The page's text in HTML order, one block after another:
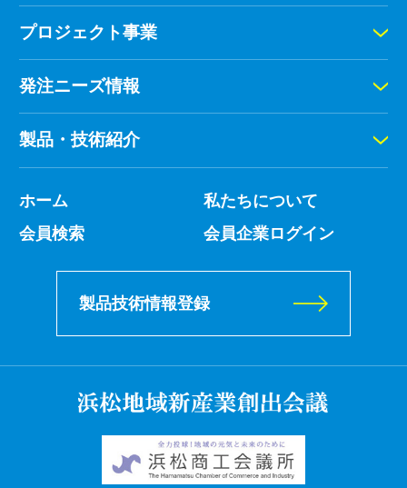
プロジェクト事業
発注ニーズ情報
製品・技術紹介
ホーム
私たちについて
会員検索
会員企業ログイン
製品技術情報登録